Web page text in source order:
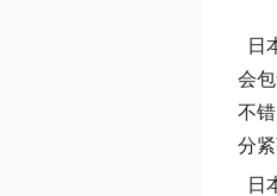
日
会
不
分紧
日